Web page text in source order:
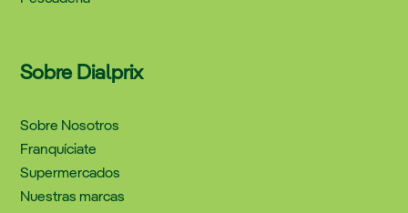
Sobre Dialprix
Sobre Nosotros
Franquíciate
Supermercados
Nuestras marcas